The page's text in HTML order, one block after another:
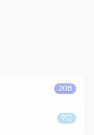
208
912